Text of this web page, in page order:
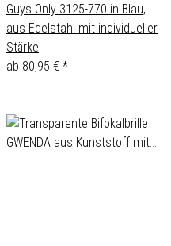
Guys Only 3125-770 in Blau,
aus Edelstahl mit individueller
Stärke
ab 80,95 € *